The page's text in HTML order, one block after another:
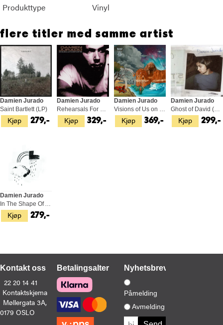
Produkttype
Vinyl
flere titler med samme artist
Kjøp
Damien Jurado
Saint Bartlett (LP)
279,- Kjøp
Damien Jurado
Rehearsals For Departure (LP)
329,- Kjøp
Damien Jurado
Visions of Us on the Land (2LP)
369,- Kjøp
Damien Jurado
Ghost of David (LP)
299,-
Kjøp
Damien Jurado
279,-
Kontakt oss
22 20 14 41
Kontaktskjema
Møllergata 3A,
0179 OSLO
BetalingsalternativerNyhetsbrev
Påmelding
Avmelding